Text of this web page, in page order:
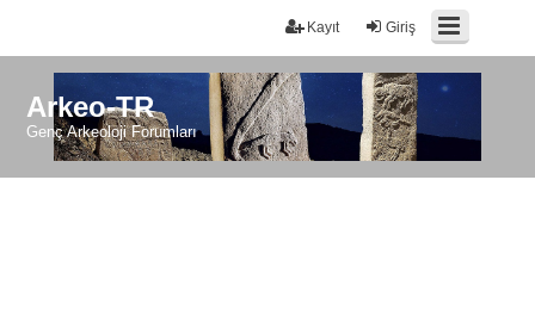
Giriş
Kayıt
Arkeo-TR
Genç Arkeoloji Forumları